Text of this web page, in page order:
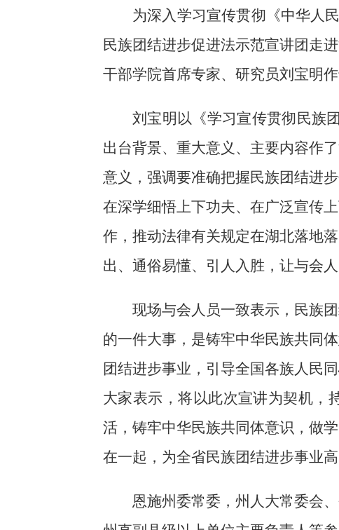
为深入学习宣传贯彻《中华人
民族团结进步促进法示范宣讲团走
干部学院首席专家、研究员刘宝明作
刘宝明以《学习宣传贯彻民族
出台背景、重大意义、主要内容作
意义，强调要准确把握民族团结进
在深学细悟上下功夫、在广泛宣传
作，推动法律有关规定在湖北落地
出、通俗易懂、引人入胜，让与会
现场与会人员一致表示，民族
的一件大事，是铸牢中华民族共同
团结进步事业，引导全国各族人民
大家表示，将以此次宣讲为契机，
活，铸牢中华民族共同体意识，做
在一起，为全省民族团结进步事业高
恩施州委常委，州人大常委会